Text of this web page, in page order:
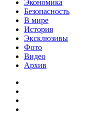
Экономика
Безопасность
В мире
История
Эксклюзивы
Фото
Видео
Архив